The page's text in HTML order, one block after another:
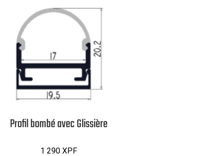
Profil bombé avec Glissière
1 290XPF